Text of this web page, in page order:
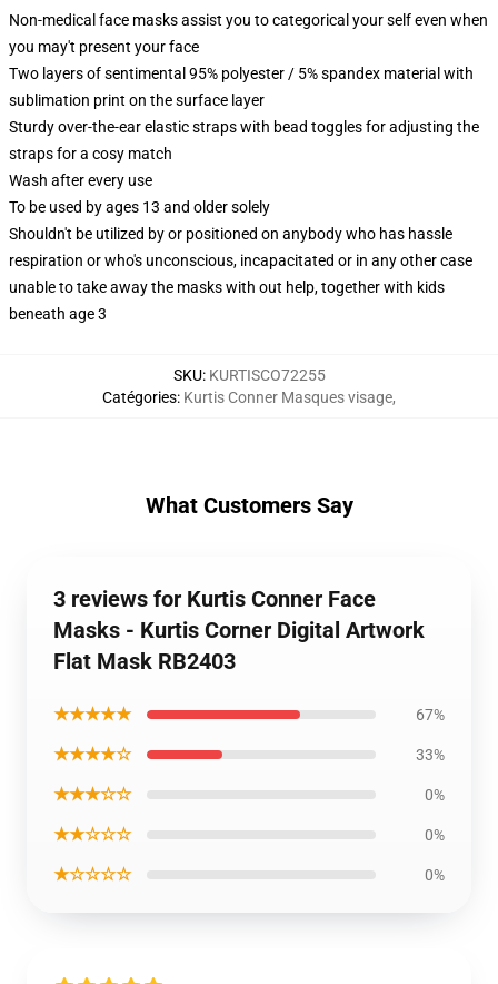
Non-medical face masks assist you to categorical your self even when
you may't present your face
Two layers of sentimental 95% polyester / 5% spandex material with
sublimation print on the surface layer
Sturdy over-the-ear elastic straps with bead toggles for adjusting the
straps for a cosy match
Wash after every use
To be used by ages 13 and older solely
Shouldn't be utilized by or positioned on anybody who has hassle
respiration or who's unconscious, incapacitated or in any other case
unable to take away the masks with out help, together with kids
beneath age 3
SKU: KURTISCO72255
Catégories: Kurtis Conner Masques visage,
What Customers Say
3 reviews for Kurtis Conner Face
Masks - Kurtis Corner Digital Artwork
Flat Mask RB2403
★★★★★ 67%
★★★★☆ 33%
★★★☆☆ 0%
★★☆☆☆ 0%
★☆☆☆☆ 0%